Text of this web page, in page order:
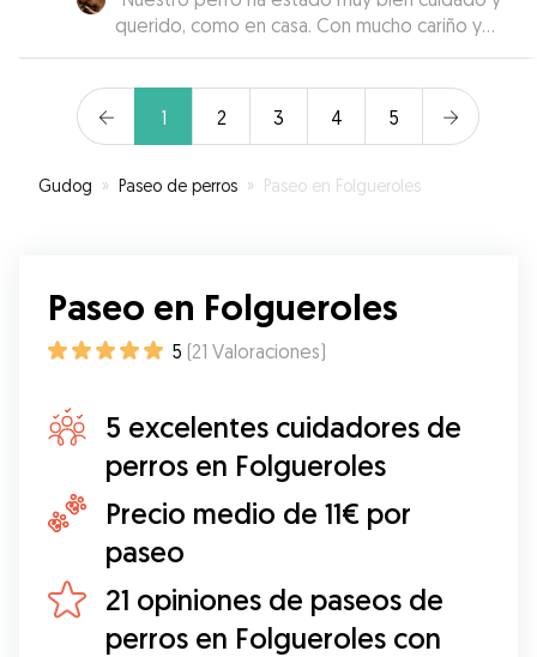
querido, como en casa. Con mucho cariño y
mimo. La recomiendo sin lugar a dudas. Si
dudas repetiríamos.
1 2 3 4 5
Gudog » Paseo de perros » Paseo en Folgueroles
Paseo en Folgueroles
5 (21 Valoraciones)
5 excelentes cuidadores de
perros en Folgueroles
Precio medio de 11€ por
paseo
21 opiniones de paseos de
perros en Folgueroles con